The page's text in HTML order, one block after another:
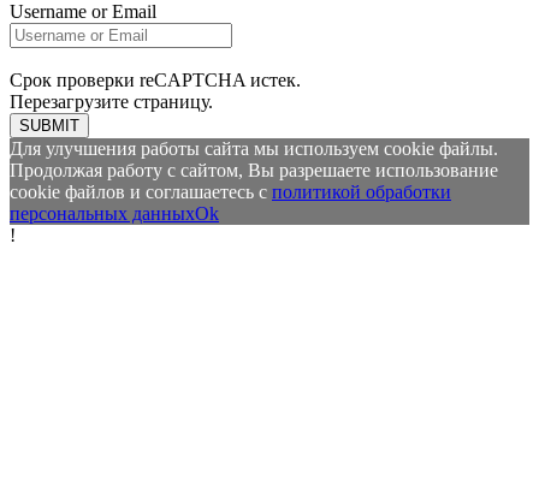
Username or Email
Срок проверки reCAPTCHA истек.
Перезагрузите страницу.
SUBMIT
Для улучшения работы сайта мы используем cookie файлы.
Продолжая работу с сайтом, Вы разрешаете использование
cookie файлов и соглашаетесь с политикой обработки
персональных данныхOk
!